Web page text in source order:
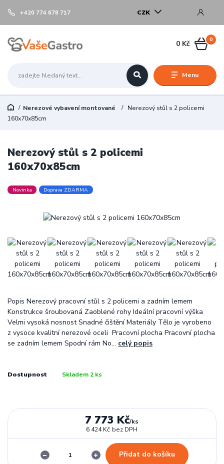
Menu
CZK
+420 774 678 717
0
0 Kč
Nerezové vybavení montované
Nerezový stůl s 2 policemi
160x70x85cm
Nerezový stůl s 2 policemi
160x70x85cm
Novinka Doprava ZDARMA
Popis Nerezový pracovní stůl s 2 policemi a zadním lemem
Konstrukce šroubovaná Zaoblené rohy Ideální pracovní výška
Velmi vysoká nosnost Snadné čištění Materiály Tělo je vyrobeno
z vysoce kvalitní nerezové oceli Pracovní plocha Pracovní plocha
se zadním lemem Spodní rám No... celý popis
Dostupnost Skladem 2 ks
7 773 Kč/ks
6 424 Kč bez DPH
Přidat do košíku